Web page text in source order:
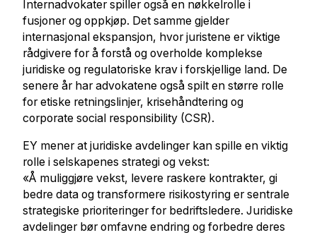
Internadvokater spiller også en nøkkelrolle i
fusjoner og oppkjøp. Det samme gjelder
internasjonal ekspansjon, hvor juristene er viktige
rådgivere for å forstå og overholde komplekse
juridiske og regulatoriske krav i forskjellige land. De
senere år har advokatene også spilt en større rolle
for etiske retningslinjer, krisehåndtering og
corporate social responsibility (CSR).
EY mener at juridiske avdelinger kan spille en viktig
rolle i selskapenes strategi og vekst:
«Å muliggjøre vekst, levere raskere kontrakter, gi
bedre data og transformere risikostyring er sentrale
strategiske prioriteringer for bedriftsledere. Juridiske
avdelinger bør omfavne endring og forbedre deres